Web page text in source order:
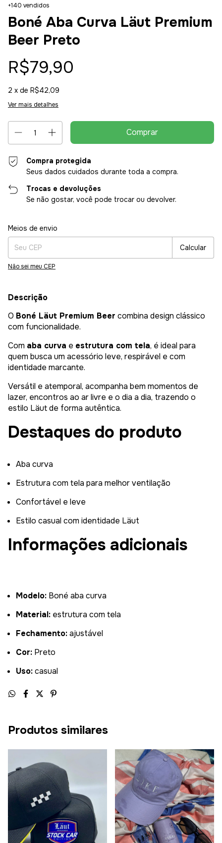
+140 vendidos
Boné Aba Curva Läut Premium
Beer Preto
R$79,90
2 x de R$42,09
Ver mais detalhes
Compra protegida
Seus dados cuidados durante toda a compra.
Trocas e devoluções
Se não gostar, você pode trocar ou devolver.
Entregas para o CEP:
Meios de envio
Calcular
Não sei meu CEP
Descrição
O Boné Läut Premium Beer combina design clássico
com funcionalidade.
Com aba curva e estrutura com tela, é ideal para
quem busca um acessório leve, respirável e com
identidade marcante.
Versátil e atemporal, acompanha bem momentos de
lazer, encontros ao ar livre e o dia a dia, trazendo o
estilo Läut de forma autêntica.
Destaques do produto
Aba curva
Estrutura com tela para melhor ventilação
Confortável e leve
Estilo casual com identidade Läut
Informações adicionais
Modelo: Boné aba curva
Material: estrutura com tela
Fechamento:ajustável
Cor: Preto
Uso:casual
Produtos similares